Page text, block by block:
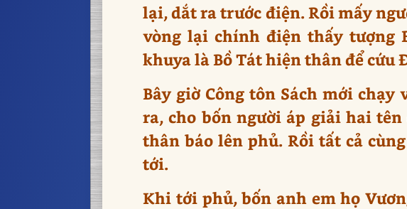
lại, dắt ra trước điện. Rồi mấy
vòng lại chính điện thấy tượng
khuya là Bồ Tát hiện thân để
Bây giờ Công tôn Sách mới
ra, cho bốn người áp giải hai
thân báo lên phủ. Rồi tất cả
tới.
Khi tới phủ, bốn anh em họ